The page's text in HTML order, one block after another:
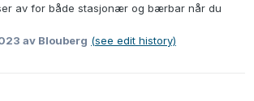
av for både stasjonær og bærbar når du
av Blouberg (see edit history)